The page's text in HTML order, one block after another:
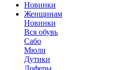
Новинки
Женщинам
Новинки
Вся обувь
Сабо
Мюли
Дутики
Лоферы